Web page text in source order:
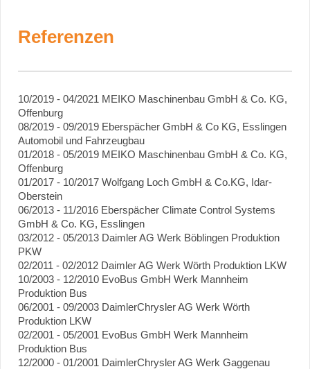
Referenzen
10/2019 - 04/2021 MEIKO Maschinenbau GmbH & Co. KG,
Offenburg
08/2019 - 09/2019 Eberspächer GmbH & Co KG, Esslingen
Automobil und Fahrzeugbau
01/2018 - 05/2019 MEIKO Maschinenbau GmbH & Co. KG,
Offenburg
01/2017 - 10/2017 Wolfgang Loch GmbH & Co.KG, Idar-
Oberstein
06/2013 - 11/2016 Eberspächer Climate Control Systems
GmbH & Co. KG, Esslingen
03/2012 - 05/2013 Daimler AG Werk Böblingen Produktion
PKW
02/2011 - 02/2012 Daimler AG Werk Wörth Produktion LKW
10/2003 - 12/2010 EvoBus GmbH Werk Mannheim
Produktion Bus
06/2001 - 09/2003 DaimlerChrysler AG Werk Wörth
Produktion LKW
02/2001 - 05/2001 EvoBus GmbH Werk Mannheim
Produktion Bus
12/2000 - 01/2001 DaimlerChrysler AG Werk Gaggenau